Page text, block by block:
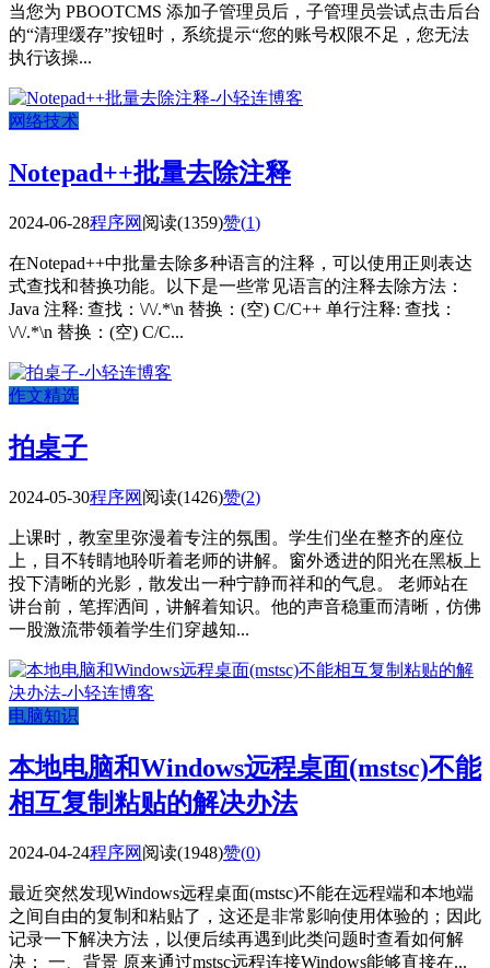
当您为 PBOOTCMS 添加子管理员后，子管理员尝试点击后台
的“清理缓存”按钮时，系统提示“您的账号权限不足，您无法
执行该操...
网络技术
Notepad++批量去除注释
2024-06-28程序网 阅读(1359)赞(1)
在Notepad++中批量去除多种语言的注释，可以使用正则表达
式查找和替换功能。以下是一些常见语言的注释去除方法：
Java 注释: 查找：\/\/.*\n 替换：(空) C/C++ 单行注释: 查找：
\/\/.*\n 替换：(空) C/C...
作文精选
拍桌子
2024-05-30程序网 阅读(1426)赞(2)
上课时，教室里弥漫着专注的氛围。学生们坐在整齐的座位
上，目不转睛地聆听着老师的讲解。窗外透进的阳光在黑板上
投下清晰的光影，散发出一种宁静而祥和的气息。 老师站在
讲台前，笔挥洒间，讲解着知识。他的声音稳重而清晰，仿佛
一股激流带领着学生们穿越知...
电脑知识
本地电脑和Windows远程桌面(mstsc)不能
相互复制粘贴的解决办法
2024-04-24程序网 阅读(1948)赞(0)
最近突然发现Windows远程桌面(mstsc)不能在远程端和本地端
之间自由的复制和粘贴了，这还是非常影响使用体验的；因此
记录一下解决方法，以便后续再遇到此类问题时查看如何解
决； 一、背景 原来通过mstsc远程连接Windows能够直接在...